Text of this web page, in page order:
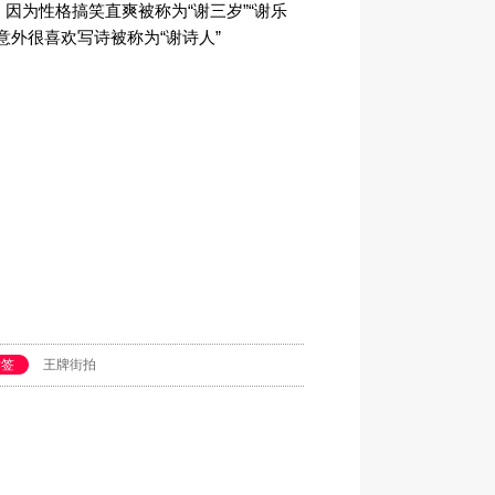
因为性格搞笑直爽被称为“谢三岁”“谢乐
外很喜欢写诗被称为“谢诗人”
王牌街拍